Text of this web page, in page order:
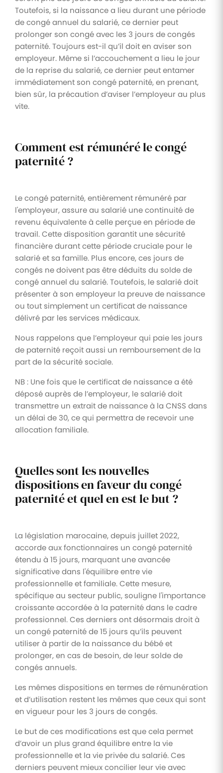
Toutefois, si la naissance a lieu durant une période
de congé annuel du salarié, ce dernier peut
prolonger son congé avec les 3 jours de congés
paternité. Toujours est-il qu’il doit en aviser son
employeur. Même si l’accouchement a lieu le jour
de la reprise du salarié, ce dernier peut entamer
immédiatement son congé paternité, en prenant,
bien sûr, la précaution d’aviser l’employeur au plus
vite.
Comment est rémunéré le congé
paternité ?
Le congé paternité, entièrement rémunéré par
l'employeur, assure au salarié une continuité de
revenu équivalente à celle perçue en période de
travail. Cette disposition garantit une sécurité
financière durant cette période cruciale pour le
salarié et sa famille. Plus encore, ces jours de
congés ne doivent pas être déduits du solde de
congé annuel du salarié. Toutefois, le salarié doit
présenter à son employeur la preuve de naissance
ou tout simplement un certificat de naissance
délivré par les services médicaux.
Nous rappelons que l’employeur qui paie les jours
de paternité reçoit aussi un remboursement de la
part de la sécurité sociale.
NB : Une fois que le certificat de naissance a été
déposé auprès de l’employeur, le salarié doit
transmettre un extrait de naissance à la CNSS dans
un délai de 30, ce qui permettra de recevoir une
allocation familiale.
Quelles sont les nouvelles
dispositions en faveur du congé
paternité et quel en est le but ?
La législation marocaine, depuis juillet 2022,
accorde aux fonctionnaires un congé paternité
étendu à 15 jours, marquant une avancée
significative dans l'équilibre entre vie
professionnelle et familiale. Cette mesure,
spécifique au secteur public, souligne l'importance
croissante accordée à la paternité dans le cadre
professionnel. Ces derniers ont désormais droit à
un congé paternité de 15 jours qu’ils peuvent
utiliser à partir de la naissance du bébé et
prolonger, en cas de besoin, de leur solde de
congés annuels.
Les mêmes dispositions en termes de rémunération
et d’utilisation restent les mêmes que ceux qui sont
en vigueur pour les 3 jours de congés.
Le but de ces modifications est que cela permet
d’avoir un plus grand équilibre entre la vie
professionnelle et la vie privée du salarié. Ces
derniers peuvent mieux concilier leur vie avec